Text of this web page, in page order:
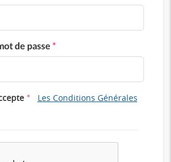
de passe *
*
Les Conditions Générales